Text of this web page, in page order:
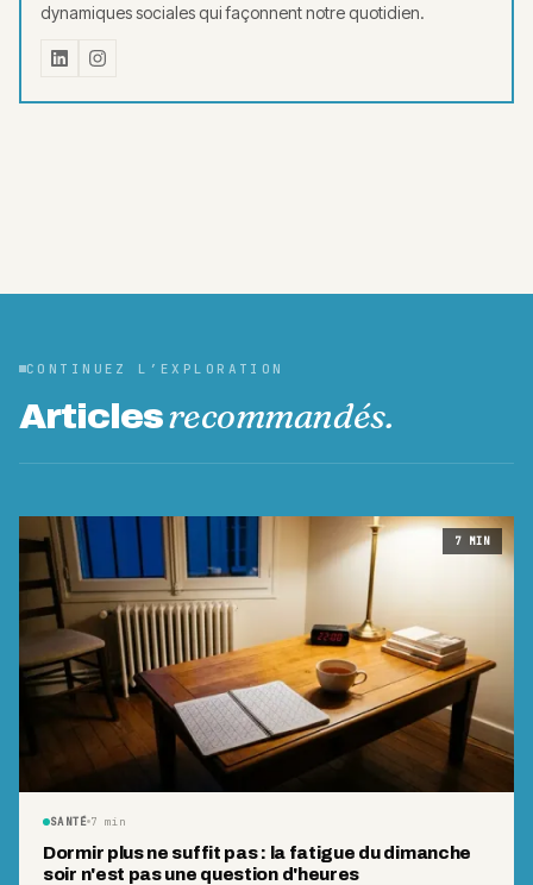
dynamiques sociales qui façonnent notre quotidien.
CONTINUEZ L’EXPLORATION
Articlesrecommandés.
7 MIN
SANTÉ 7 min
Dormir plus ne suffit pas : la fatigue du dimanche
soir n'est pas une question d'heures